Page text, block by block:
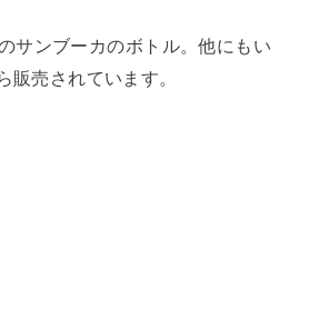
サンブーカのボトル。他にもい
販売されています。